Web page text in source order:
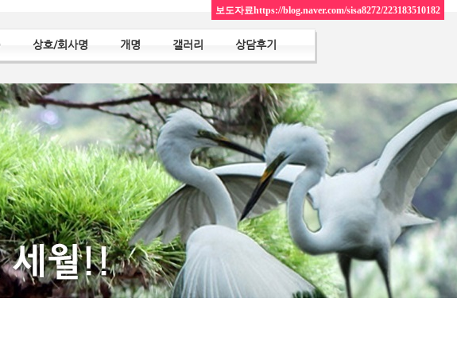
상호/회사명 개명 갤러리 상담후기
보도자료https://blog.naver.com/sisa8272/223183510182